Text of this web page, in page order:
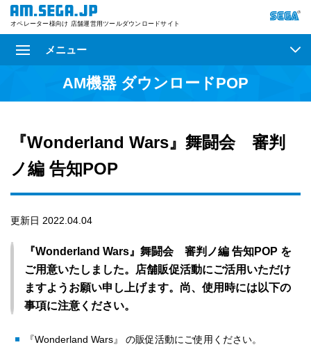
オペレーター様向け 店舗運営用ツールダウンロードサイト
メニュー
AM機器 ダウンロードPOP
『Wonderland Wars』舞闘会 審判
ノ編 告知POP
更新日 2022.04.04
『Wonderland Wars』舞闘会 審判ノ編 告知POP を
ご用意いたしました。店舗販促活動にご活用いただけ
ますようお願い申し上げます。尚、使用時には以下の
事項に注意ください。
『Wonderland Wars』 の販促活動にご使用ください。